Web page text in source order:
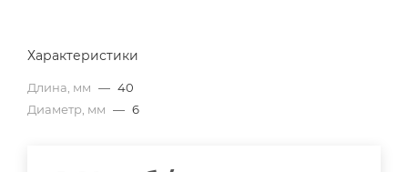
Характеристики
Длина, мм — 40
Диаметр, мм — 6